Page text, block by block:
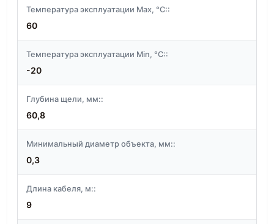
Температура эксплуатации Max, °C::
60
Температура эксплуатации Min, °C::
-20
Глубина щели, мм::
60,8
Минимальный диаметр объекта, мм::
0,3
Длина кабеля, м::
9